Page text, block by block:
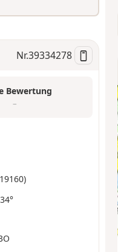
Nr.39334278
Bewertung
–